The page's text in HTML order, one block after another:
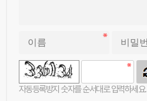
자동등록방지 숫자를 순서대로 입력하세요.